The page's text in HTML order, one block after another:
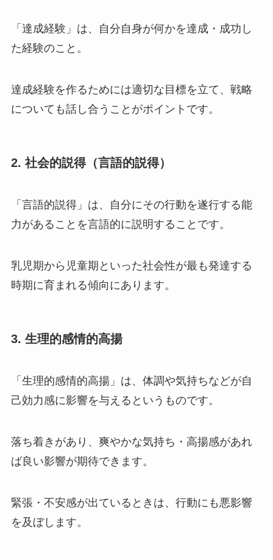
「達成経験」は、自分自身が何かを達成・成功し
た経験のこと。
達成経験を作るためには適切な目標を立て、戦略
についても話し合うことがポイントです。
2. 社会的説得（言語的説得）
「言語的説得」は、自分にその行動を遂行する能
力があることを言語的に説明することです。
乳児期から児童期といった社会性が最も発達する
時期に育まれる傾向にあります。
3. 生理的感情的高揚
「生理的感情的高揚」は、体調や気持ちなどが自
己効力感に影響を与えるというものです。
落ち着きがあり、爽やかな気持ち・高揚感があれ
ば良い影響が期待できます。
緊張・不安感が出ているときは、行動にも悪影響
を及ぼします。